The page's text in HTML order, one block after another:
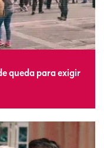
queda para exigir